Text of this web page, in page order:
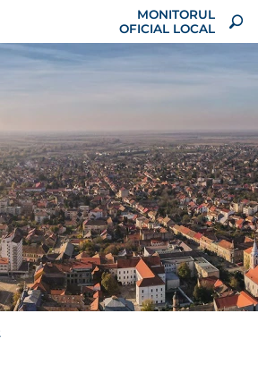
MONITORUL
OFICIAL LOCAL